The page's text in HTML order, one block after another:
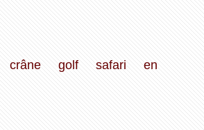
crâne golf safari
en